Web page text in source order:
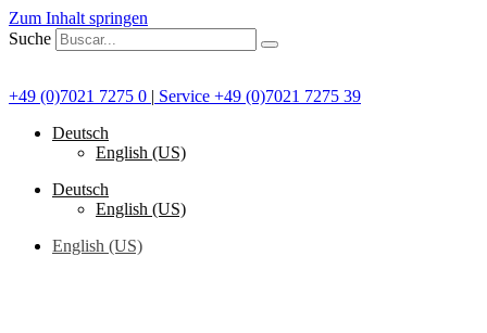
Zum Inhalt springen
Suche
+49 (0)7021 7275 0 | Service +49 (0)7021 7275 39
Deutsch
English (US)
Deutsch
English (US)
English (US)